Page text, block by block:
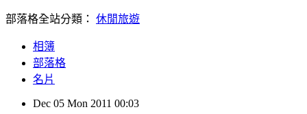
部落格全站分類： 休閒旅遊
相簿
部落格
名片
Dec 05 Mon 2011 00:03